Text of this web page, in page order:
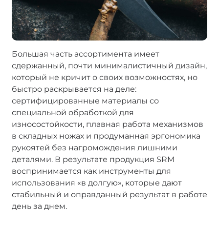
Большая часть ассортимента имеет
сдержанный, почти минималистичный дизайн,
который не кричит о своих возможностях, но
быстро раскрывается на деле:
сертифицированные материалы со
специальной обработкой для
износостойкости, плавная работа механизмов
в складных ножах и продуманная эргономика
рукоятей без нагромождения лишними
деталями. В результате продукция SRM
воспринимается как инструменты для
использования «в долгую», которые дают
стабильный и оправданный результат в работе
день за днем.